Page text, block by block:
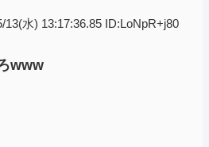
13(水) 13:17:36.85 ID:LoNpR+j80
www